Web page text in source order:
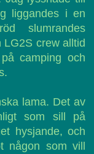
liggandes i en
slumrandes
LG2S crew alltid
camping och
lama. Det av
som sill på
hysjande, och
någon som vill